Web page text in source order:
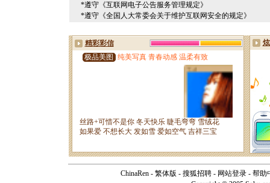
*遵守《互联网电子公告服务管理规定》
*遵守《全国人大常委会关于维护互联网安全的规定》
ChinaRen - 繁体版 - 搜狐招聘 - 网站登录 - 帮助